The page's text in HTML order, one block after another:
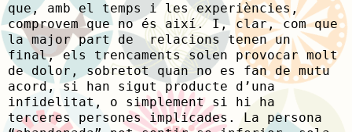
que, amb el temps i les experiències,
comprovem que no és així. I, clar, com que
la major part de relacions tenen un
final, els trencaments solen provocar molt
de dolor, sobretot quan no es fan de mutu
acord, si han sigut producte d’una
infidelitat, o simplement si hi ha
terceres persones implicades. La persona